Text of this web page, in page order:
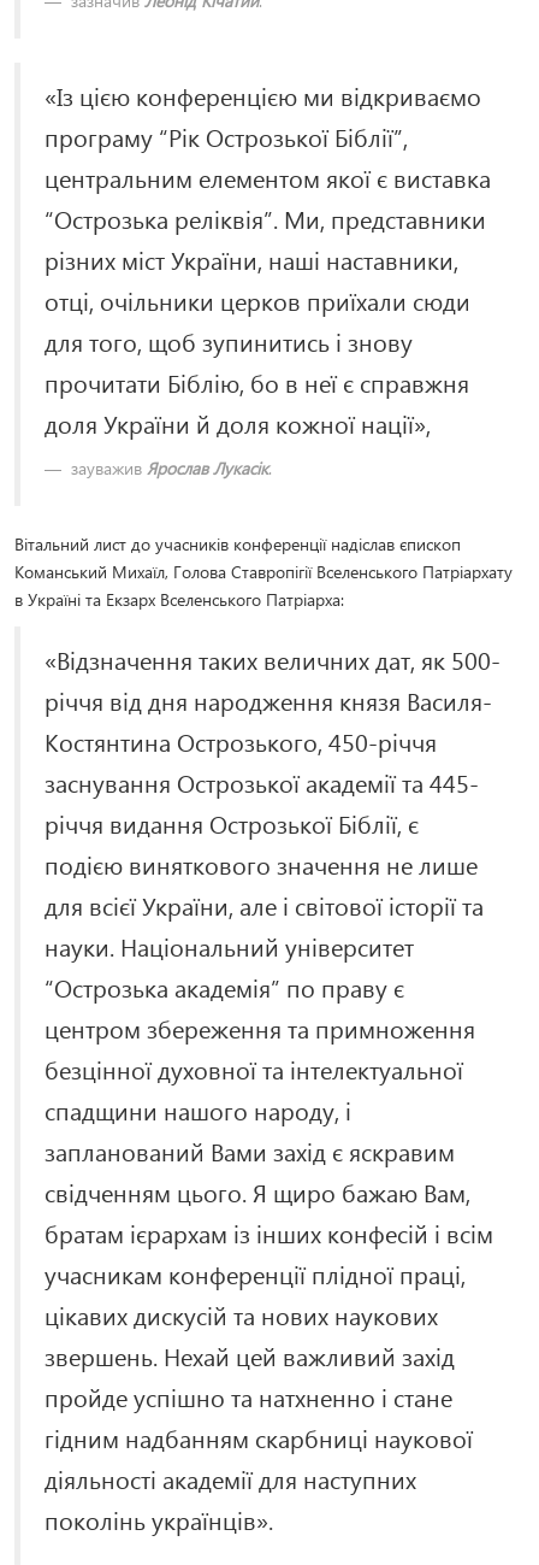
«Із цією конференцією ми відкриваємо
програму “Рік Острозької Біблії”,
центральним елементом якої є виставка
“Острозька реліквія”. Ми, представники
різних міст України, наші наставники,
отці, очільники церков приїхали сюди
для того, щоб зупинитись і знову
прочитати Біблію, бо в неї є справжня
доля України й доля кожної нації»,
зауважив Ярослав Лукасік.
Вітальний лист до учасників конференції надіслав єпископ
Команський Михаїл, Голова Ставропігії Вселенського Патріархату
в Україні та Екзарх Вселенського Патріарха:
«Відзначення таких величних дат, як 500-
річчя від дня народження князя Василя-
Костянтина Острозького, 450-річчя
заснування Острозької академії та 445-
річчя видання Острозької Біблії, є
подією виняткового значення не лише
для всієї України, але і світової історії та
науки. Національний університет
“Острозька академія” по праву є
центром збереження та примноження
безцінної духовної та інтелектуальної
спадщини нашого народу, і
запланований Вами захід є яскравим
свідченням цього. Я щиро бажаю Вам,
братам ієрархам із інших конфесій і всім
учасникам конференції плідної праці,
цікавих дискусій та нових наукових
звершень. Нехай цей важливий захід
пройде успішно та натхненно і стане
гідним надбанням скарбниці наукової
діяльності академії для наступних
поколінь українців».